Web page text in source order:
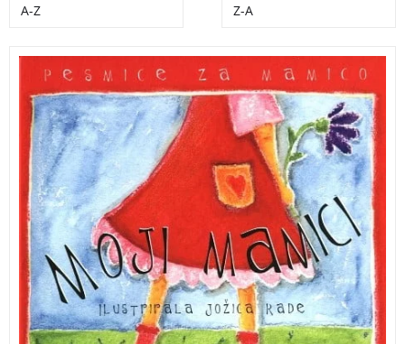
A-Z Z-A
14 simpatičnih pesmic o mamici in za mamico (Tone
Pavček, Gustav Strniša, Mira Voglar …)